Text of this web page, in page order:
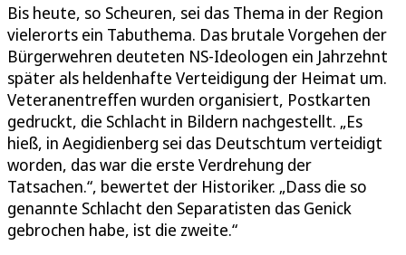
Bis heute, so Scheuren, sei das Thema in der Region
vielerorts ein Tabuthema. Das brutale Vorgehen der
Bürgerwehren deuteten NS-Ideologen ein Jahrzehnt
später als heldenhafte Verteidigung der Heimat um.
Veteranentreffen wurden organisiert, Postkarten
gedruckt, die Schlacht in Bildern nachgestellt. „Es
hieß, in Aegidienberg sei das Deutschtum verteidigt
worden, das war die erste Verdrehung der
Tatsachen.“, bewertet der Historiker. „Dass die so
genannte Schlacht den Separatisten das Genick
gebrochen habe, ist die zweite.“